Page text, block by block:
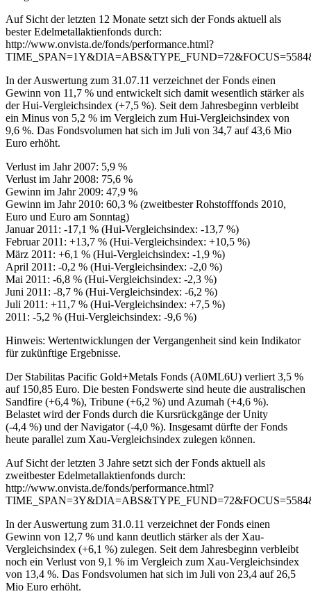
Auf Sicht der letzten 12 Monate setzt sich der Fonds aktuell als
bester Edelmetallaktienfonds durch:
http://www.onvista.de/fonds/performance.html?
In der Auswertung zum 31.07.11 verzeichnet der Fonds einen
Gewinn von 11,7 % und entwickelt sich damit wesentlich stärker als
der Hui-Vergleichsindex (+7,5 %). Seit dem Jahresbeginn verbleibt
ein Minus von 5,2 % im Vergleich zum Hui-Vergleichsindex von
9,6 %. Das Fondsvolumen hat sich im Juli von 34,7 auf 43,6 Mio
Euro erhöht.
Verlust im Jahr 2007: 5,9 %
Verlust im Jahr 2008: 75,6 %
Gewinn im Jahr 2009: 47,9 %
Gewinn im Jahr 2010: 60,3 % (zweitbester Rohstofffonds 2010,
Euro und Euro am Sonntag)
Januar 2011: -17,1 % (Hui-Vergleichsindex: -13,7 %)
Februar 2011: +13,7 % (Hui-Vergleichsindex: +10,5 %)
März 2011: +6,1 % (Hui-Vergleichsindex: -1,9 %)
April 2011: -0,2 % (Hui-Vergleichsindex: -2,0 %)
Mai 2011: -6,8 % (Hui-Vergleichsindex: -2,3 %)
Juni 2011: -8,7 % (Hui-Vergleichsindex: -6,2 %)
Juli 2011: +11,7 % (Hui-Vergleichsindex: +7,5 %)
2011: -5,2 % (Hui-Vergleichsindex: -9,6 %)
Hinweis: Wertentwicklungen der Vergangenheit sind kein Indikator
für zukünftige Ergebnisse.
Der Stabilitas Pacific Gold+Metals Fonds (A0ML6U) verliert 3,5 %
auf 150,85 Euro. Die besten Fondswerte sind heute die australischen
Sandfire (+6,4 %), Tribune (+6,2 %) und Azumah (+4,6 %).
Belastet wird der Fonds durch die Kursrückgänge der Unity
(-4,4 %) und der Navigator (-4,0 %). Insgesamt dürfte der Fonds
heute parallel zum Xau-Vergleichsindex zulegen können.
Auf Sicht der letzten 3 Jahre setzt sich der Fonds aktuell als
zweitbester Edelmetallaktienfonds durch:
http://www.onvista.de/fonds/performance.html?
In der Auswertung zum 31.0.11 verzeichnet der Fonds einen
Gewinn von 12,7 % und kann deutlich stärker als der Xau-
Vergleichsindex (+6,1 %) zulegen. Seit dem Jahresbeginn verbleibt
noch ein Verlust von 9,1 % im Vergleich zum Xau-Vergleichsindex
von 13,4 %. Das Fondsvolumen hat sich im Juli von 23,4 auf 26,5
Mio Euro erhöht.